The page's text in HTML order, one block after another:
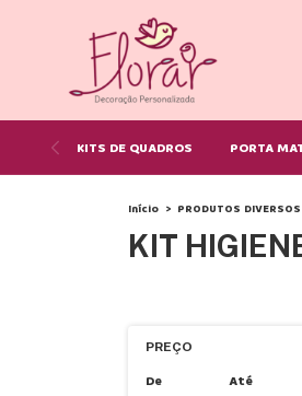
KITS DE QUADROS PORTA
Início > PRODUTOS DIVERSOS
KIT
PREÇO
De Até